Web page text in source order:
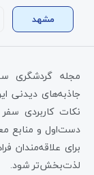
مشهد
مجله گردشگری
جاذبه‌های دیدنی
نکات کاربردی
دست‌اول و منابع
برای علاقه‌مندان
لذت‌بخش‌تر شود.